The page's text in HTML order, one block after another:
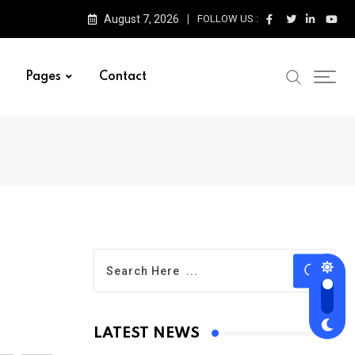
August 7, 2026 FOLLOW US :
Pages Contact
LATEST NEWS